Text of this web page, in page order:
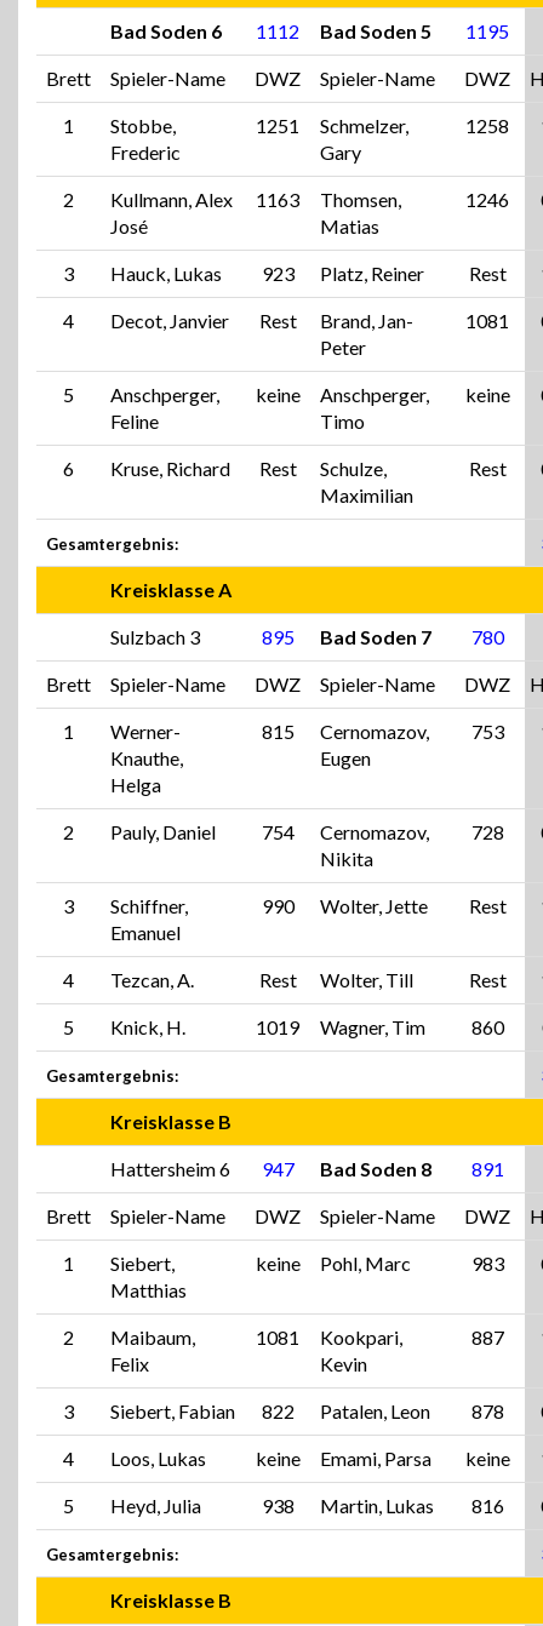
Bad Soden 6 1112 Bad Soden 5 1195
Brett Spieler-Name DWZ Spieler-Name DWZ
1
Stobbe,
Frederic
1251
Schmelzer,
Gary
1258
2
Kullmann, Alex
José
1163
Thomsen,
Matias
1246
3 Hauck, Lukas 923 Platz, Reiner Rest
4 Decot, Janvier Rest
Brand, Jan-
Peter
1081
5
Anschperger,
Feline
keine
Anschperger,
Timo
keine
6 Kruse, Richard Rest
Schulze,
Maximilian
Rest
Gesamtergebnis:
Kreisklasse A
Sulzbach 3 895 Bad Soden 7 780
Brett Spieler-Name DWZ Spieler-Name DWZ
1
Werner-
Knauthe,
Helga
815
Cernomazov,
Eugen
753
2 Pauly, Daniel 754
Cernomazov,
Nikita
728
3
Schiffner,
Emanuel
990 Wolter, Jette Rest
4 Tezcan, A. Rest Wolter, Till Rest
5 Knick, H. 1019 Wagner, Tim 860
Gesamtergebnis:
Kreisklasse B
Hattersheim 6 947 Bad Soden 8 891
Brett Spieler-Name DWZ Spieler-Name DWZ
1
Siebert,
Matthias
keine Pohl, Marc 983
2
Maibaum,
Felix
1081
Kookpari,
Kevin
887
3 Siebert, Fabian 822 Patalen, Leon 878
4 Loos, Lukas keine Emami, Parsa keine
5 Heyd, Julia 938 Martin, Lukas 816
Gesamtergebnis:
Kreisklasse B